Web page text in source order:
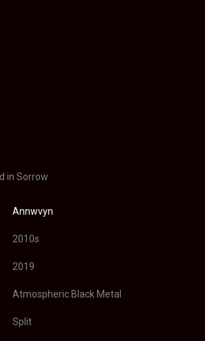
in Sorrow
Annwvyn
2010s
2019
Atmospheric Black Metal
Split